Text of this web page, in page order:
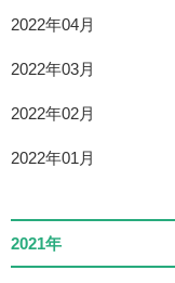
2022年04月
2022年03月
2022年02月
2022年01月
2021年